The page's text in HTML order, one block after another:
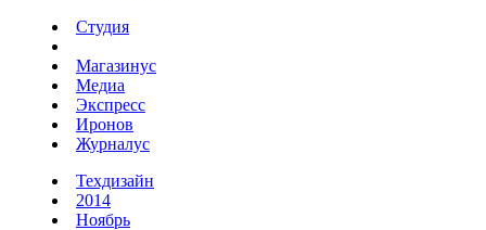
Студия
Магазинус
Медиа
Экспресс
Иронов
Журналус
Техдизайн
2014
Ноябрь